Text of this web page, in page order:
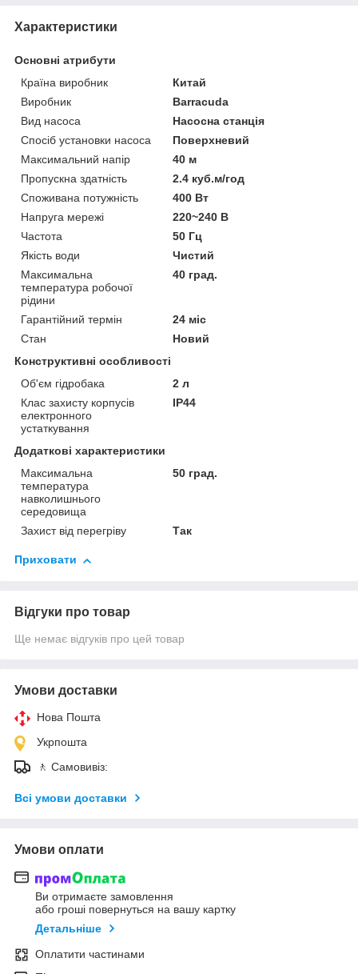
Характеристики
Основні атрибути
Країна виробник
Китай
Виробник
Barracuda
Вид насоса
Насосна станція
Спосіб установки насоса
Поверхневий
Максимальний напір
40 м
Пропускна здатність
2.4 куб.м/год
Споживана потужність
400 Вт
Напруга мережі
220~240 В
Частота
50 Гц
Якість води
Чистий
Максимальна
температура робочої
рідини
40 град.
Гарантійний термін
24 міс
Стан
Новий
Конструктивні особливості
Об'єм гідробака
2 л
Клас захисту корпусів
електронного
устаткування
IP44
Додаткові характеристики
Максимальна
температура
навколишнього
середовища
50 град.
Захист від перегріву Так
Приховати
Відгуки про товар
Ще немає відгуків про цей товар
Умови доставки
Нова Пошта
Укрпошта
🚶 Самовивіз:
Всі умови доставки
Умови оплати
Ви отримаєте замовлення
або гроші повернуться на вашу картку
Детальніше
Оплатити частинами